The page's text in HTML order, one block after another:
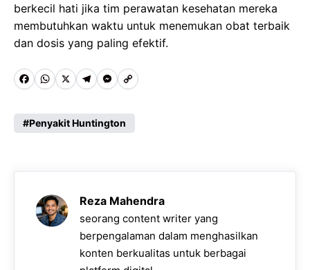
berkecil hati jika tim perawatan kesehatan mereka
membutuhkan waktu untuk menemukan obat terbaik
dan dosis yang paling efektif.
F
c
b
W
a
s
A
p
X T
l
g
r
a
m
M
s
e
n
g
e
r
C
p
L
i
n
k
Penyakit Huntington
Reza Mahendra
seorang content writer yang
berpengalaman dalam menghasilkan
konten berkualitas untuk berbagai